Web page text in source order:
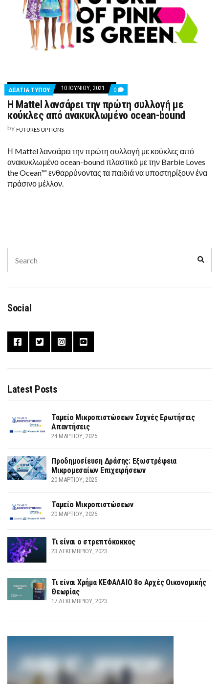
ΔΕΛΤΙΑ ΤΥΠΟΥ 10 ΙΟΥΝΊΟΥ, 2021 0 COMMENTS
ON
Η
MATTEL
ΛΑΝΣΆΡΕΙ
ΜΕ
ΚΟΎΚΛΕΣ
ΑΠΌ
ΑΝΑΚΥΚΛΩΜΈΝΟ
OCEAN-
Η Mattel λανσάρει την πρώτη συλλογή με
κούκλες από ανακυκλωμένο ocean-bound
by FUTURES OPTIONS
Η Mattel λανσάρει την πρώτη συλλογή με κούκλες από
ανακυκλωμένο ocean-bound πλαστικό με την Barbie Loves
the Ocean™ ενθαρρύνοντας τα παιδιά να υποστηρίξουν ένα
πράσινο μέλλον.
for:
Social
Latest Posts
Ταμείο Μικροπιστώσεων Συχνές Ερωτήσεις
Απαντήσεις
24 ΜΑΡΤΊΟΥ, 2025
Προδημοσίευση Δράσης: Εξωστρέφεια
Μικρομεσαίων Επιχειρήσεων
20 ΜΑΡΤΊΟΥ, 2025
Ταμείο Μικροπιστώσεων
20 ΜΑΡΤΊΟΥ, 2025
Τι είναι ο στρεπτόκοκκος
23 ΔΕΚΕΜΒΡΊΟΥ, 2023
Τι είναι Χρήμα ΚΕΦΑΛΑΙΟ 8ο Αρχές Οικονομικής
Θεωρίας
17 ΔΕΚΕΜΒΡΊΟΥ, 2023